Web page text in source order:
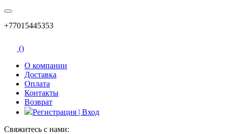
+77015445353
()
О компании
Доставка
Оплата
Контакты
Возврат
Регистрация | Вход
Свяжитесь с нами: